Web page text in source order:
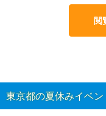
閲
東京都の夏休みイベ